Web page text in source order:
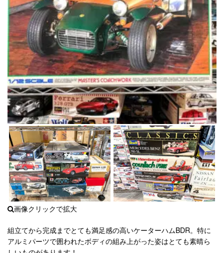
組立てから完成までとても満足感の高いケーターハムBDR。特に
アルミパーツで囲われたボディの組み上がった姿はとても素晴ら